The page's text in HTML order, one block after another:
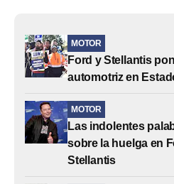
MOTOR
Ford y Stellantis
automotriz en
MOTOR
Las indolentes
sobre la huelga en
Stellantis